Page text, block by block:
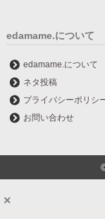
edamame.について
edamame.について
ネタ投稿
プライバシーポリシ
お問い合わせ
×